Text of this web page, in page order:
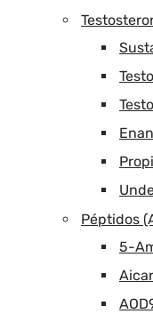
Péptidos
5-
Aicar